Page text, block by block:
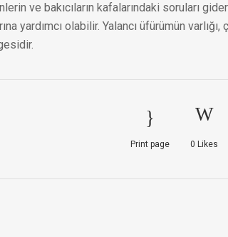
ve bakıcıların kafalarındaki soruları
yardımcı olabilir. Yalancı üfürümün
Print page 0 Likes